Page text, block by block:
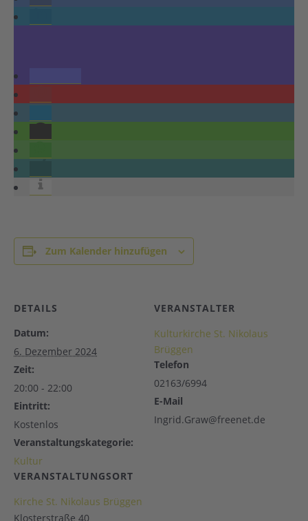
Zum Kalender hinzufügen
DETAILS
Datum:
6. Dezember 2024
Zeit:
20:00 - 22:00
Eintritt:
Kostenlos
Veranstaltungskategorie:
Kultur
VERANSTALTUNGSORT
Kirche St. Nikolaus Brüggen
Klosterstraße 40
VERANSTALTER
Kulturkirche St. Nikolaus
Brüggen
Telefon
02163/6994
E-Mail
Ingrid.Graw@freenet.de